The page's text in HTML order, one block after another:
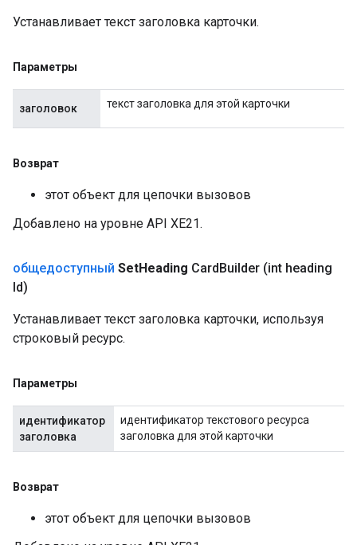
Устанавливает текст заголовка карточки.
Параметры
заголовок текст заголовка для этой карточки
Возврат
этот объект для цепочки вызовов
Добавлено на уровне API XE21.
общедоступный SetHeading CardBuilder (int heading
Id)
Устанавливает текст заголовка карточки, используя
строковый ресурс.
Параметры
идентификатор
заголовка
идентификатор текстового ресурса
заголовка для этой карточки
Возврат
этот объект для цепочки вызовов